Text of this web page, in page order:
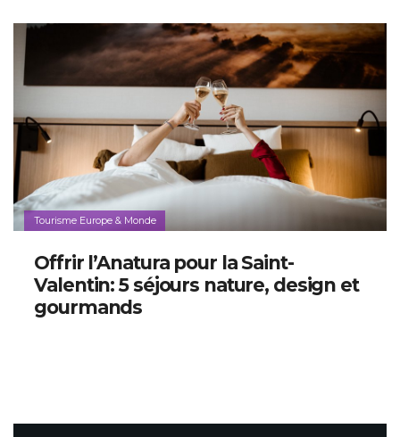
Tourisme Europe & Monde
Offrir l’Anatura pour la Saint-
Valentin: 5 séjours nature, design et
gourmands